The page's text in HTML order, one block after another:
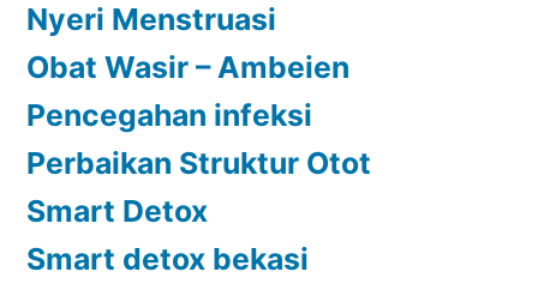
Nyeri Menstruasi
Obat Wasir – Ambeien
Pencegahan infeksi
Perbaikan Struktur Otot
Smart Detox
Smart detox bekasi